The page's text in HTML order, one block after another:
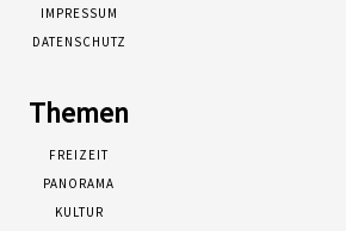
IMPRESSUM
DATENSCHUTZ
Themen
FREIZEIT
PANORAMA
KULTUR